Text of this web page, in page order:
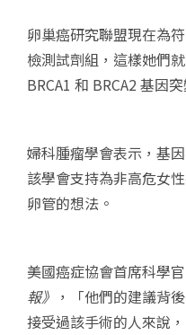
卵巢癌研究聯盟現在為
檢測試劑組，這樣她們
BRCA1 和 BRCA2 基因突
婦科腫瘤學會表示，基
該學會支持為非高危女
卵管的想法。
美國癌症協會首席科學官
報》 ，「他們的建議背
接受過該手術的人來說